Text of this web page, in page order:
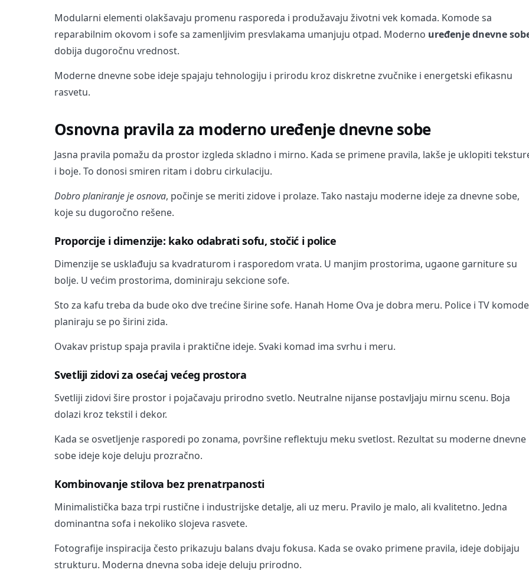
Modularni elementi olakšavaju promenu rasporeda i produžavaju životni vek komada. Komode sa
reparabilnim okovom i sofe sa zamenljivim presvlakama umanjuju otpad. Moderno uređenje dnevne
dobija dugoročnu vrednost.
Moderne dnevne sobe ideje spajaju tehnologiju i prirodu kroz diskretne zvučnike i energetski efikasnu
rasvetu.
Osnovna pravila za moderno uređenje dnevne sobe
Jasna pravila pomažu da prostor izgleda skladno i mirno. Kada se primene pravila, lakše je uklopiti
i boje. To donosi smiren ritam i dobru cirkulaciju.
Dobro planiranje je osnova, počinje se meriti zidove i prolaze. Tako nastaju moderne ideje za dnevne sobe,
koje su dugoročno rešene.
Proporcije i dimenzije: kako odabrati sofu, stočić i police
Dimenzije se usklađuju sa kvadraturom i rasporedom vrata. U manjim prostorima, ugaone garniture su
bolje. U većim prostorima, dominiraju sekcione sofe.
Sto za kafu treba da bude oko dve trećine širine sofe. Hanah Home Ova je dobra meru. Police i TV komode
planiraju se po širini zida.
Ovakav pristup spaja pravila i praktične ideje. Svaki komad ima svrhu i meru.
Svetliji zidovi za osećaj većeg prostora
Svetliji zidovi šire prostor i pojačavaju prirodno svetlo. Neutralne nijanse postavljaju mirnu scenu. Boja
dolazi kroz tekstil i dekor.
Kada se osvetljenje rasporedi po zonama, površine reflektuju meku svetlost. Rezultat su moderne dnevne
sobe ideje koje deluju prozračno.
Kombinovanje stilova bez prenatrpanosti
Minimalistička baza trpi rustične i industrijske detalje, ali uz meru. Pravilo je malo, ali kvalitetno. Jedna
dominantna sofa i nekoliko slojeva rasvete.
Fotografije inspiracija često prikazuju balans dvaju fokusa. Kada se ovako primene pravila, ideje dobijaju
strukturu. Moderna dnevna soba ideje deluju prirodno.